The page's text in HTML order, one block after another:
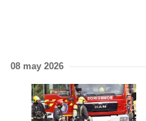
08 may 2026